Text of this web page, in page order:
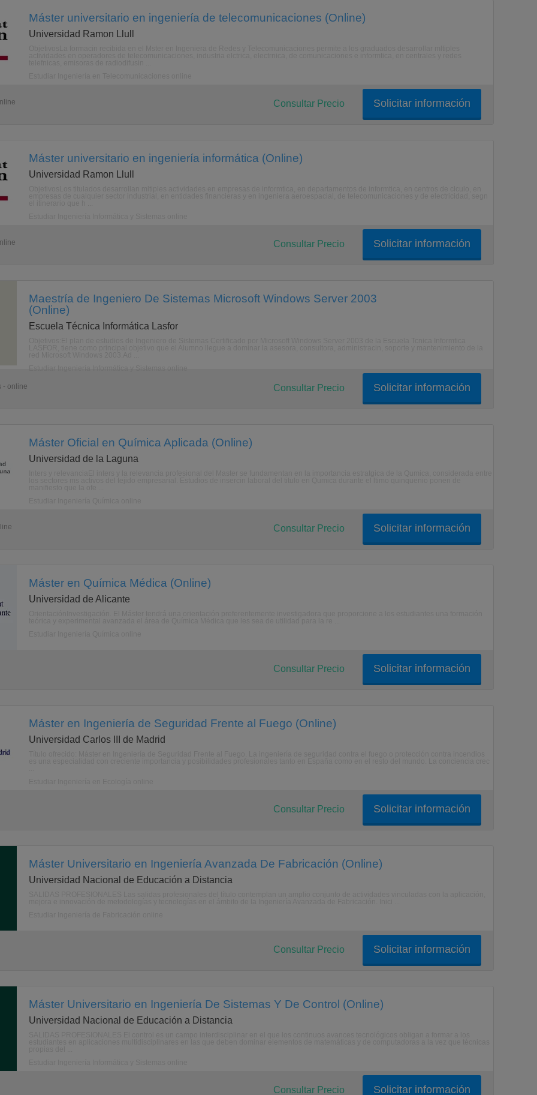
Máster universitario en ingeniería de telecomunicaciones (Online)
Universidad Ramon Llull
Solicitar información
Consultar Precio
Máster universitario en ingeniería informática (Online)
Universidad Ramon Llull
Solicitar información
Consultar Precio
Maestría de Ingeniero De Sistemas Microsoft Windows Server 2003
(Online)
Escuela Técnica Informática Lasfor
- online Solicitar información
Consultar Precio
Máster Oficial en Química Aplicada (Online)
Universidad de la Laguna
Solicitar información
Consultar Precio
Máster en Química Médica (Online)
Universidad de Alicante
Solicitar información
Consultar Precio
Máster en Ingeniería de Seguridad Frente al Fuego (Online)
Universidad Carlos III de Madrid
Solicitar información
Consultar Precio
Máster Universitario en Ingeniería Avanzada De Fabricación (Online)
Universidad Nacional de Educación a Distancia
Solicitar información
Consultar Precio
Máster Universitario en Ingeniería De Sistemas Y De Control (Online)
Universidad Nacional de Educación a Distancia
Solicitar información
Consultar Precio